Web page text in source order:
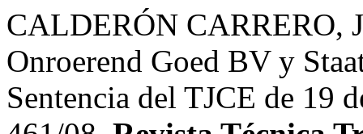
CALDERÓN CARRERO,
Onroerend Goed BV y
Sentencia del TJCE de 19